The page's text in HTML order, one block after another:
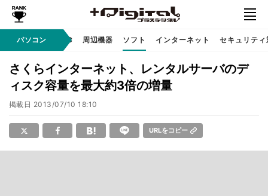
パソコン
クノロジ AI PC 周辺機器 ソフト インターネット セキュリティ
さくらインターネット、レンタルサーバのデ
ィスク容量を最大約3倍の増量
掲載日 2013/07/10 18:10
URLをコピー